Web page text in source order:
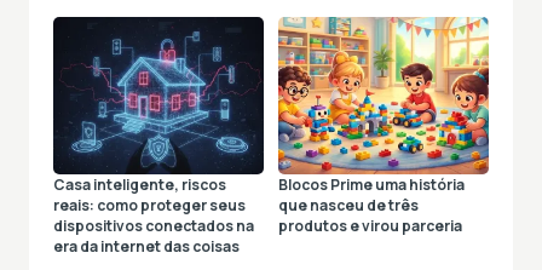
Casa inteligente, riscos
reais: como proteger seus
dispositivos conectados na
era da internet das coisas
Blocos Prime uma história
que nasceu de três
produtos e virou parceria